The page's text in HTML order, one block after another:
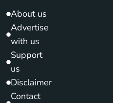
About us
Advertise
with us
Support
us
Disclaimer
Contact